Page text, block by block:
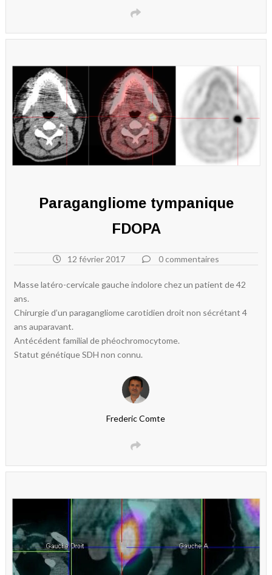
Paragangliome tympanique
FDOPA
12 février 2017 0 commentaires
Masse latéro-cervicale gauche indolore chez un patient de 42
ans.
Chirurgie d’un paragangliome carotidien droit non sécrétant 4
ans auparavant.
Antécédent familial de phéochromocytome.
Statut génétique SDH non connu.
Frederic Comte